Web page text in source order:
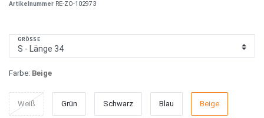
Artikelnummer RE-ZO-102973
GRÖSSE
Farbe: Beige
Weiß Grün Schwarz Blau Beige